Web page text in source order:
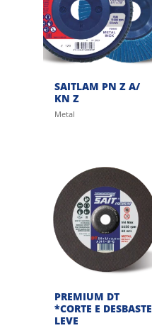
SAITLAM PN Z A/
KN Z
Metal
PREMIUM DT
*CORTE E DESBASTE
LEVE